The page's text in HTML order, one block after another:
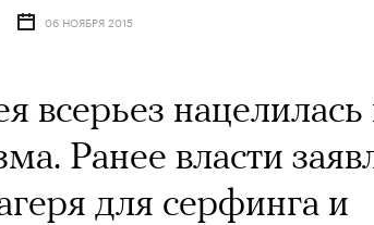
06 НОЯБРЯ 2015
всерьез нацелилась
Ранее власти
для серфинга и